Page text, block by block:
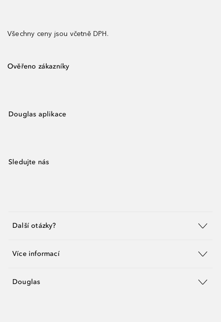
Všechny ceny jsou včetně DPH.
Ověřeno zákazníky
Douglas aplikace
Sledujte nás
Další otázky?
Více informací
Douglas